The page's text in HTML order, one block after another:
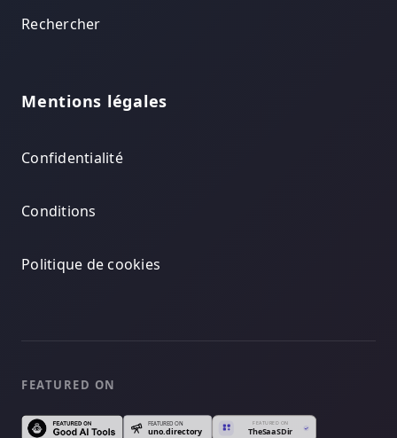
Rechercher
Mentions légales
Confidentialité
Conditions
Politique de cookies
FEATURED ON